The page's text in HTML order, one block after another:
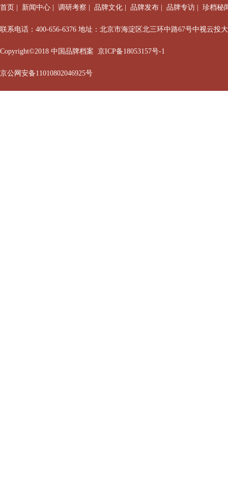
首页 新闻中心 调研考察 品牌文化 品牌发布 品牌专访 珍档秘
联系电话：400-656-6376 地址：北京市海淀区北三环中路67号中视云投
Copyright©2018 中国品牌档案 京ICP备18053157号-1
京公网安备11010802046925号